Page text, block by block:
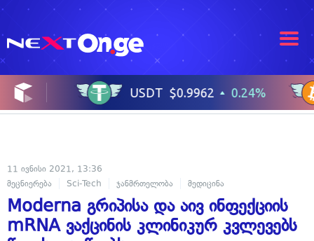
11 ივნისი 2021, 13:36
მეცნიერება
Sci-Tech ჯანმრთელობა მედიცინა
Moderna გრიპისა და აივ ინფექციის
mRNA ვაქცინის კლინიკურ კვლევებს